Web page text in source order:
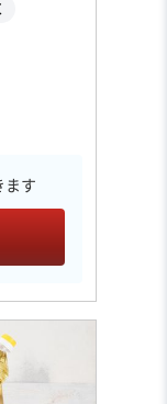
ます